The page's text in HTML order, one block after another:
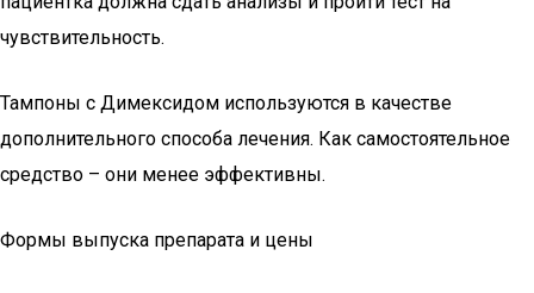
чувствительность.
Тампоны с Димексидом используются в качестве
дополнительного способа лечения. Как самостоятельное
средство – они менее эффективны.
Формы выпуска препарата и цены